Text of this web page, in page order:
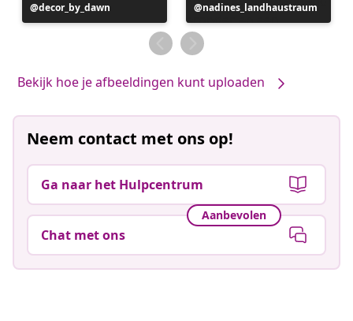
Bericht
gepubliceerd
decor_by_dawn
Bericht
gepubliceerd
door
nadines_landhaustraum
Bekijk hoe je afbeeldingen kunt uploaden
Neem contact met ons op!
Ga naar het Hulpcentrum
Aanbevolen
Chat met ons